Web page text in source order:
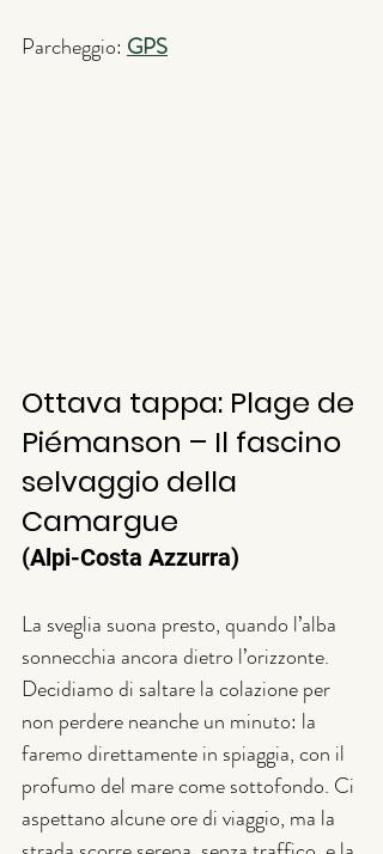
Parcheggio: GPS
Ottava tappa: Plage de
Piémanson – Il fascino
selvaggio della
Camargue
(Alpi-Costa Azzurra)
La sveglia suona presto, quando l’alba
sonnecchia ancora dietro l’orizzonte.
Decidiamo di saltare la colazione per
non perdere neanche un minuto: la
faremo direttamente in spiaggia, con il
profumo del mare come sottofondo. Ci
aspettano alcune ore di viaggio, ma la